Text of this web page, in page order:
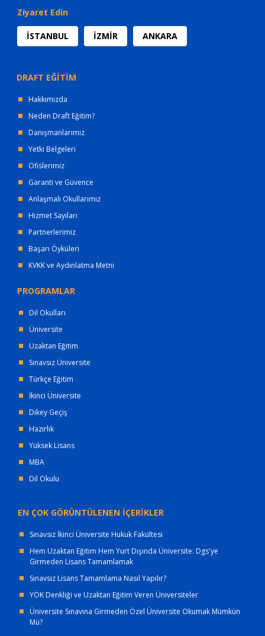
Ziyaret Edin
İSTANBUL İZMİR ANKARA
DRAFT EĞİTİM
Hakkımızda
Neden Draft Eğitim?
Danışmanlarımız
Yetki Belgeleri
Ofislerimiz
Garanti ve Güvence
Anlaşmalı Okullarımız
Hizmet Sayıları
Partnerlerimiz
Başarı Öyküleri
KVKK ve Aydınlatma Metni
PROGRAMLAR
Dil Okulları
Üniversite
Uzaktan Eğitim
Sınavsız Üniversite
Türkçe Eğitim
İkinci Üniversite
Dikey Geçiş
Hazırlık
Yüksek Lisans
MBA
Dil Okulu
EN ÇOK GÖRÜNTÜLENEN İÇERİKLER
Sınavsız İkinci Üniversite Hukuk Fakültesi
Hem Uzaktan Eğitim Hem Yurt Dışında Üniversite: Dgs'ye
Girmeden Lisans Tamamlamak
Sınavsız Lisans Tamamlama Nasıl Yapılır?
YÖK Denkliği ve Uzaktan Eğitim Veren Üniversiteler
Üniversite Sınavına Girmeden Özel Üniversite Okumak Mümkün
Mü?